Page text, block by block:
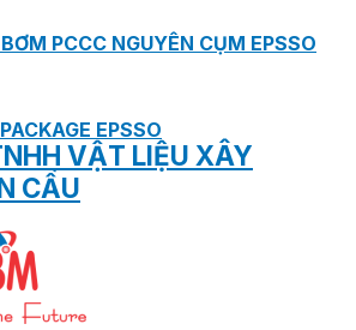
PCCC NGUYÊN CỤM EPSSO
EPSSO
VẬT LIỆU XÂY
CẦU